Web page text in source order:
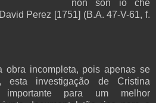
non son io che
Perez [1751] (B.A. 47-V-61, f.
obra incompleta, pois apenas se
esta investigação de Cristina
para um melhor